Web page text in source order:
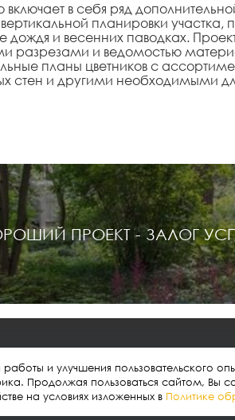
включает в себя ряд
вертикальной планировки
дождя и весенних паводках.
разрезами и ведомостью
планы цветников с
стен и другими необходимыми
ПРОЕКТ - ЗАЛОГ
Проекты О нас Услуги
и улучшения пользовательского
Продолжая пользоваться сайтом,
на условиях изложенных в Политике